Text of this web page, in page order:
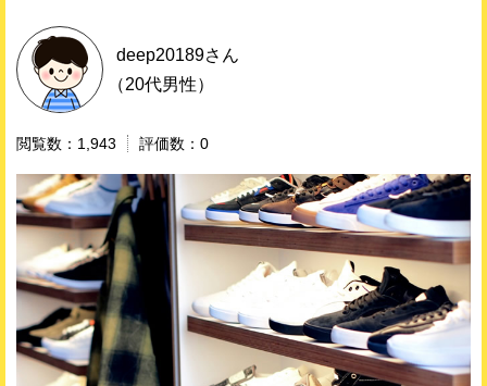
deep20189さん
（20代男性）
1,943 0